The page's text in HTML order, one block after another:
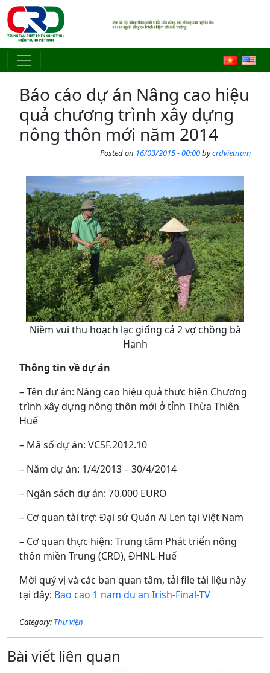
Skip to main content
Báo cáo dự án Nâng cao hiệu
quả chương trình xây dựng
nông thôn mới năm 2014
Posted on 16/03/2015 - 00:00bycrdvietnam
Niềm vui thu hoạch lạc giống cả 2 vợ chồng bà
Hạnh
Thông tin về dự án
– Tên dự án: Nâng cao hiệu quả thực hiện Chương
trình xây dựng nông thôn mới ở tỉnh Thừa Thiên
Huế
– Mã số dự án: VCSF.2012.10
– Năm dự án: 1/4/2013 – 30/4/2014
– Ngân sách dự án: 70.000 EURO
– Cơ quan tài trợ: Đại sứ Quán Ai Len tại Việt Nam
– Cơ quan thực hiện: Trung tâm Phát triển nông
thôn miền Trung (CRD), ĐHNL-Huế
Mời quý vị và các bạn quan tâm, tải file tài liệu này
tại đây: Bao cao 1 nam du an Irish-Final-TV
Category: Thư viện
Bài viết liên quan